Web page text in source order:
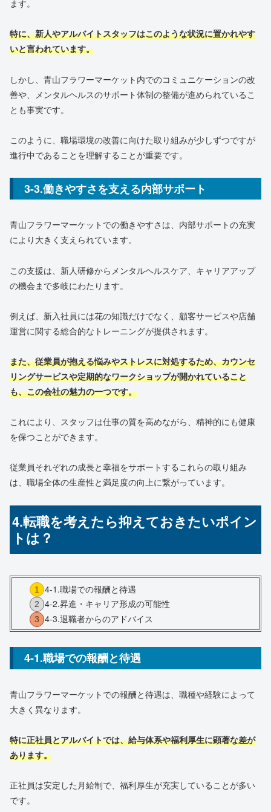
ます。
特に、新人やアルバイトスタッフはこのような状況に置かれやす
いと言われています。
しかし、青山フラワーマーケット内でのコミュニケーションの改
善や、メンタルヘルスのサポート体制の整備が進められているこ
とも事実です。
このように、職場環境の改善に向けた取り組みが少しずつですが
進行中であることを理解することが重要です。
3-3.働きやすさを支える内部サポート
青山フラワーマーケットでの働きやすさは、内部サポートの充実
により大きく支えられています。
この支援は、新人研修からメンタルヘルスケア、キャリアアップ
の機会まで多岐にわたります。
例えば、新入社員には花の知識だけでなく、顧客サービスや店舗
運営に関する総合的なトレーニングが提供されます。
また、従業員が抱える悩みやストレスに対処するため、カウンセ
リングサービスや定期的なワークショップが開かれていること
も、この会社の魅力の一つです。
これにより、スタッフは仕事の質を高めながら、精神的にも健康
を保つことができます。
従業員それぞれの成長と幸福をサポートするこれらの取り組み
は、職場全体の生産性と満足度の向上に繋がっています。
4.転職を考えたら抑えておきたいポイン
トは？
4-1.職場での報酬と待遇
4-2.昇進・キャリア形成の可能性
4-3.退職者からのアドバイス
4-1.職場での報酬と待遇
青山フラワーマーケットでの報酬と待遇は、職種や経験によって
大きく異なります。
特に正社員とアルバイトでは、給与体系や福利厚生に顕著な差が
あります。
正社員は安定した月給制で、福利厚生が充実していることが多い
です。